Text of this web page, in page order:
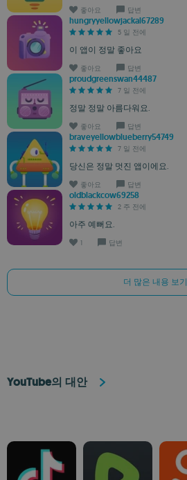
좋아요 답변
hungryyellowjackal67289
5 일 전에
이 앱이 정말 좋아요
좋아요 답변
proudgreenswan44487
7 일 전에
정말 정말 아름다워요.
좋아요 답변
braveyellowblueberry54749
7 일 전에
당신은 정말 멋진 앱이에요.
좋아요 답변
oldblackcow69258
2 주 전에
아주 예뻐요.
1 답변
더 많은 내용 보기
YouTube의 대안